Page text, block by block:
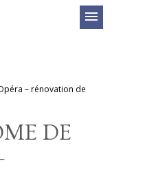
menu
– rénovation de
DE